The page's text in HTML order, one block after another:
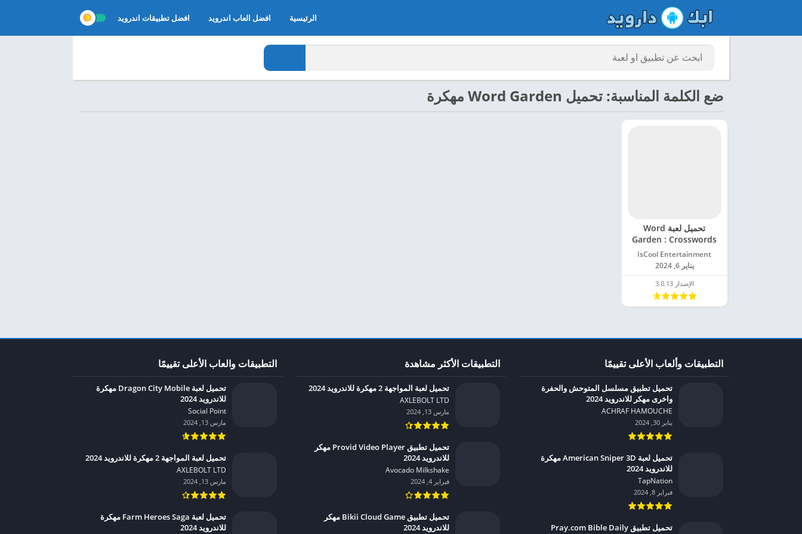
الرئيسية افضل العاب اندرويد افضل تطبيقات اندرويد
ضع الكلمة المناسبة: تحميل Word Garden مهكرة
تحميل لعبة Word
Garden : Crosswords
مهكرة للاندرويد 2024
IsCool Entertainment‏
يناير 6, 2024
الإصدار 3.0.13
التطبيقات والعاب الأعلى تقييمًا
تحميل لعبة Dragon City Mobile مهكرة
للاندرويد 2024
Social Point‏
مارس 13, 2024
تحميل لعبة المواجهة 2 مهكرة للاندرويد 2024
AXLEBOLT LTD‏
مارس 13, 2024
تحميل لعبة Farm Heroes Saga مهكرة
للاندرويد 2024
التطبيقات الأكثر مشاهدة
تحميل لعبة المواجهة 2 مهكرة للاندرويد 2024
AXLEBOLT LTD‏
مارس 13, 2024
تحميل تطبيق Provid Video Player مهكر
للاندرويد 2024
Avocado Milkshake‏
فبراير 4, 2024
تحميل تطبيق Bikii Cloud Game مهكر
للاندرويد 2024
التطبيقات وألعاب الأعلى تقييمًا
تحميل تطبيق مسلسل المتوحش والحفرة
واخرى مهكر للاندرويد 2024
ACHRAF HAMOUCHE‏
يناير 30, 2024
تحميل لعبة American Sniper 3D مهكرة
للاندرويد 2024
TapNation‏
فبراير 8, 2024
تحميل تطبيق Pray.com Bible Daily